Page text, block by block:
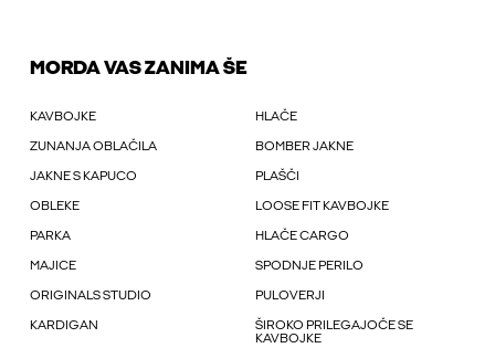
MORDA VAS ZANIMA ŠE
KAVBOJKE HLAČE
ZUNANJA OBLAČILA BOMBER JAKNE
JAKNE S KAPUCO PLAŠČI
OBLEKE LOOSE FIT KAVBOJKE
PARKA HLAČE CARGO
MAJICE SPODNJE PERILO
ORIGINALS STUDIO PULOVERJI
KARDIGAN
ŠIROKO PRILEGAJOČE SE
KAVBOJKE